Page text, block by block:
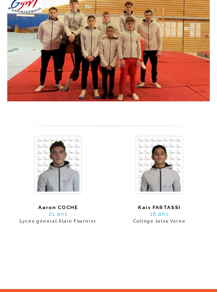
Aaron COCHE
21 ans
Lycée général Alain Fournier
Kais FARTASSI
18 ans
Collège Jules Verne